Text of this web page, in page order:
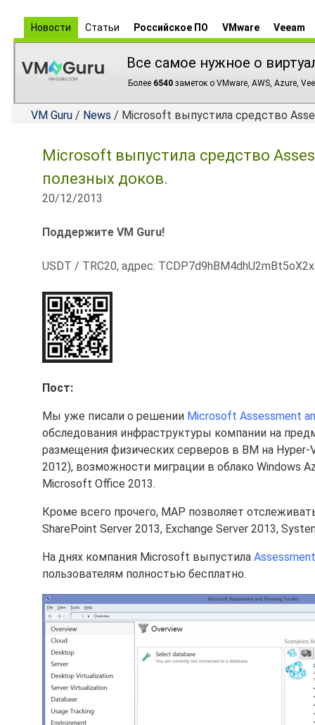
Новости Статьи Российское ПО VMware Veeam
Все самое нужное о
Более 6540 заметок о VMware, AWS, Azure,
VM Guru / News / Microsoft выпустила средство
Microsoft выпустила средство
полезных доков.
20/12/2013
Поддержите VM Guru!
USDT / TRC20, адрес:
Пост:
Мы уже писали о решении Microsoft Assessment
обследования инфраструктуры компании на
размещения физических серверов в ВМ на Hyper-
2012), возможности миграции в облако Windows
Microsoft Office 2013.
Кроме всего прочего, MAP позволяет
SharePoint Server 2013, Exchange Server 2013,
На днях компания Microsoft выпустила
пользователям полностью бесплатно.